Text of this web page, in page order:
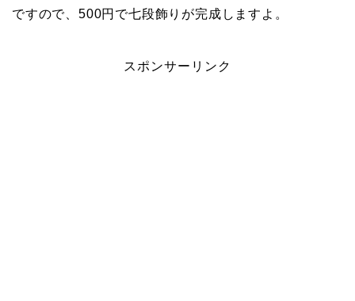
ですので、500円で七段飾りが完成しますよ。
スポンサーリンク